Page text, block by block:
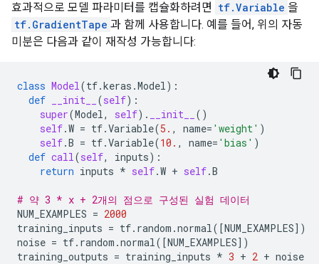
효과적으로 모델 파라미터를 캡슐화하려면 tf.Variable 을
tf.GradientTape 과 함께 사용합니다. 예를 들어, 위의 자동
미분은 다음과 같이 재작성 가능합니다:
class Model(tf.keras .Model):
def
__init__ (self):
super(Model, self) . __init__
()
self.W = tf.Variable(5. , name= 'weight' )
self.B = tf.Variable(10. , name= 'bias' )
def call(self, inputs):
return inputs * self.W + self.B
# 약 3 * x + 2개의 점으로 구성된 실험 데이터
NUM_EXAMPLES = 2000
training_inputs = tf. random .normal([NUM_EXAMPLES])
noise = tf. random .normal([NUM_EXAMPLES])
training_outputs = training_inputs * 3 + 2 + noise